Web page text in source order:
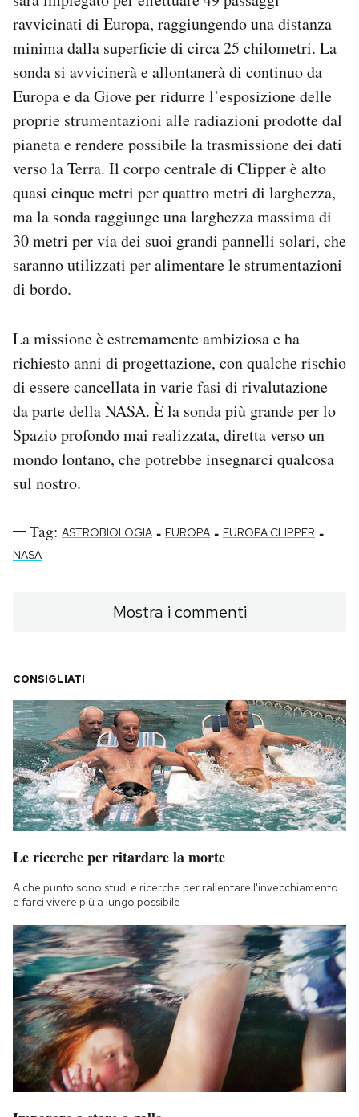
ravvicinati di Europa, raggiungendo una distanza
minima dalla superficie di circa 25 chilometri. La
sonda si avvicinerà e allontanerà di continuo da
Europa e da Giove per ridurre l’esposizione delle
proprie strumentazioni alle radiazioni prodotte dal
pianeta e rendere possibile la trasmissione dei dati
verso la Terra. Il corpo centrale di Clipper è alto
quasi cinque metri per quattro metri di larghezza,
ma la sonda raggiunge una larghezza massima di
30 metri per via dei suoi grandi pannelli solari, che
saranno utilizzati per alimentare le strumentazioni
di bordo.
La missione è estremamente ambiziosa e ha
richiesto anni di progettazione, con qualche rischio
di essere cancellata in varie fasi di rivalutazione
da parte della NASA. È la sonda più grande per lo
Spazio profondo mai realizzata, diretta verso un
mondo lontano, che potrebbe insegnarci qualcosa
sul nostro.
Tag: ASTROBIOLOGIA - EUROPA - EUROPA CLIPPER -
NASA
Mostra i commenti
CONSIGLIATI
Le ricerche per ritardare la morte
A che punto sono studi e ricerche per rallentare l'invecchiamento
e farci vivere più a lungo possibile